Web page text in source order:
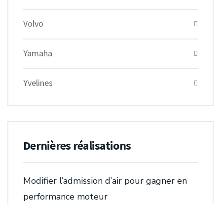
Volvo
Yamaha
Yvelines
Dernières réalisations
Modifier l’admission d’air pour gagner en
performance moteur